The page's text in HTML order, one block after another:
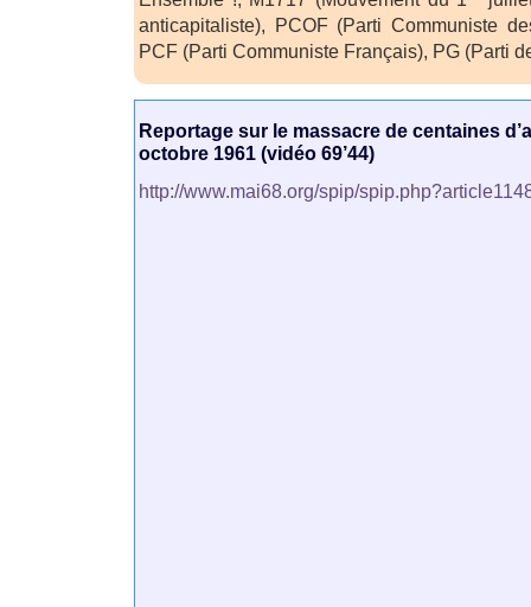
anticapitaliste), PCOF (Parti Communiste
PCF (Parti Communiste Français), PG (Parti
Reportage sur le massacre de centaines
octobre 1961 (vidéo 69’44)
http://www.mai68.org/spip/